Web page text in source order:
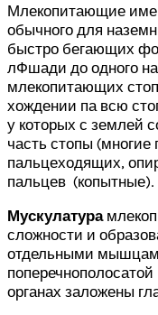
Млекопитающие
обычного для
быстро бегающих
лФшади до одного
млекопитающих
хождении па всю
у которых с землей
часть стопы
пальцеходящих,
пальцев (копытные).
Мускулатура
сложности и
отдельными
органах заложены